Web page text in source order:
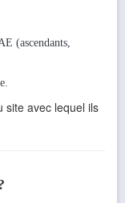
(ascendants,
site avec lequel ils